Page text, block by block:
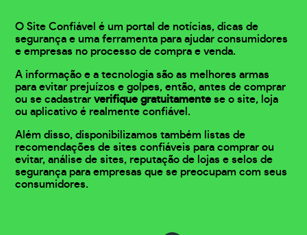
O Site Confiável é um portal de notícias, dicas de
segurança e uma ferramenta para ajudar consumidores
e empresas no processo de compra e venda.
A informação e a tecnologia são as melhores armas
para evitar prejuízos e golpes, então, antes de comprar
ou se cadastrarverifique gratuitamente se o site, loja
ou aplicativo é realmente confiável.
Além disso, disponibilizamos também listas de
recomendações de sites confiáveis para comprar ou
evitar, análise de sites, reputação de lojas e selos de
segurança para empresas que se preocupam com seus
consumidores.